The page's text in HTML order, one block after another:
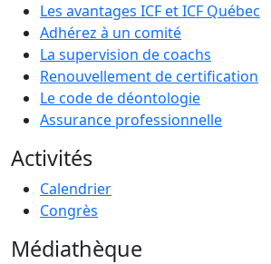
Les avantages ICF et ICF Québec
Adhérez à un comité
La supervision de coachs
Renouvellement de certification
Le code de déontologie
Assurance professionnelle
Activités
Calendrier
Congrès
Médiathèque